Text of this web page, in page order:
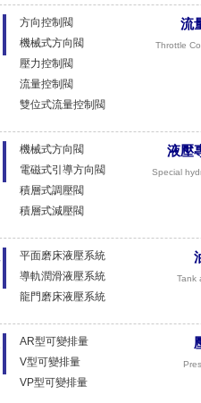
方向控制閥
機械式方向閥
壓力控制閥
流量控制閥
雙位式流量控制閥
流
Throttle
機械式方向閥
電磁式引導方向閥
積層式調壓閥
積層式減壓閥
液壓
Special
平面磨床液壓系統
導軌潤滑液壓系統
龍門磨床液壓系統
Tank
AR型可變排量
V型可變排量
VP型可變排量